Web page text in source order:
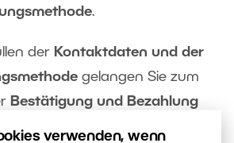
verwenden, wenn
.
der Kontaktdaten und der
gelangen Sie zum
Bestätigung und Bezahlung